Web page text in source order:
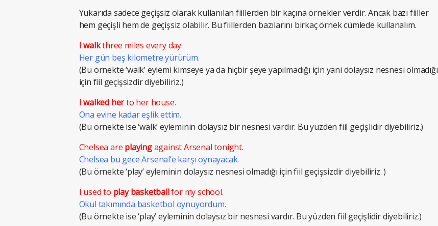
Yukarıda sadece geçişsiz olarak kullanılan fiillerden bir kaçına örnekler verdir. Ancak bazı fiiller
hem geçişli hem de geçişsiz olabilir. Bu fiillerden bazılarını birkaç örnek cümlede kullanalım.
Iwalkthree miles every day.
Her gün beş kilometre yürürüm.
(Bu örnekte ‘walk’ eylemi kimseye ya da hiçbir şeye yapılmadığı için yani dolaysız nesnesi olmadığı
için fiil geçişsizdir diyebiliriz.)
Iwalked herto her house.
Ona evine kadar eşlik ettim.
(Bu örnekte ise ‘walk’ eyleminin dolaysız bir nesnesi vardır. Bu yüzden fiil geçişlidir diyebiliriz.)
Chelsea are playingagainst Arsenal tonight.
Chelsea bu gece Arsenal’e karşı oynayacak.
(Bu örnekte ‘play’ eyleminin dolaysız nesnesi olmadığı için fiil geçişsizdir diyebiliriz. )
I used to play basketballfor my school.
Okul takımında basketbol oynuyordum.
(Bu örnekte ise ‘play’ eyleminin dolaysız bir nesnesi vardır. Bu yüzden fiil geçişlidir diyebiliriz.)